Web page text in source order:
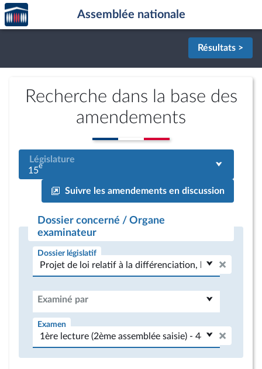
Aller au contenu
Aller en bas de la page
Accèder
à la
page
Assemblée nationale
Résultats >
Recherche dans la base des
amendements
Législature
15e
Suivre les amendements en discussion
Dossier concerné / Organe
examinateur
Dossier législatif
Examiné par
Examen